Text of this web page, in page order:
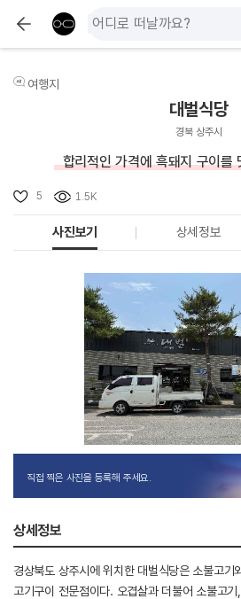
여행지
대벌식당
경북 상주시
합리적인 가격에 흑돼지 구이를
5 1.5K
사진보기 상세정보
직접 찍은 사진을 등록해 주세요.
상세정보
경상북도 상주시에 위치한 대벌식당은 소불고기
고기구이 전문점이다. 오겹살과 더불어 소불고